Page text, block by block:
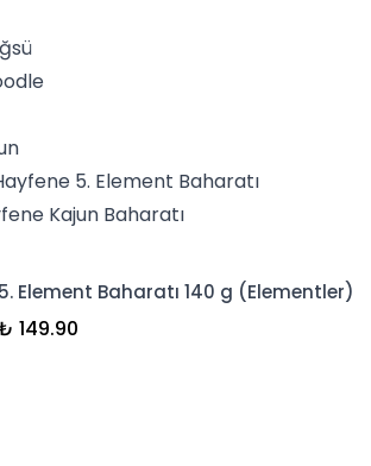
5. Element Baharatı
Kajun Baharatı
5. Element Baharatı 140 g (Elementler)
149.90